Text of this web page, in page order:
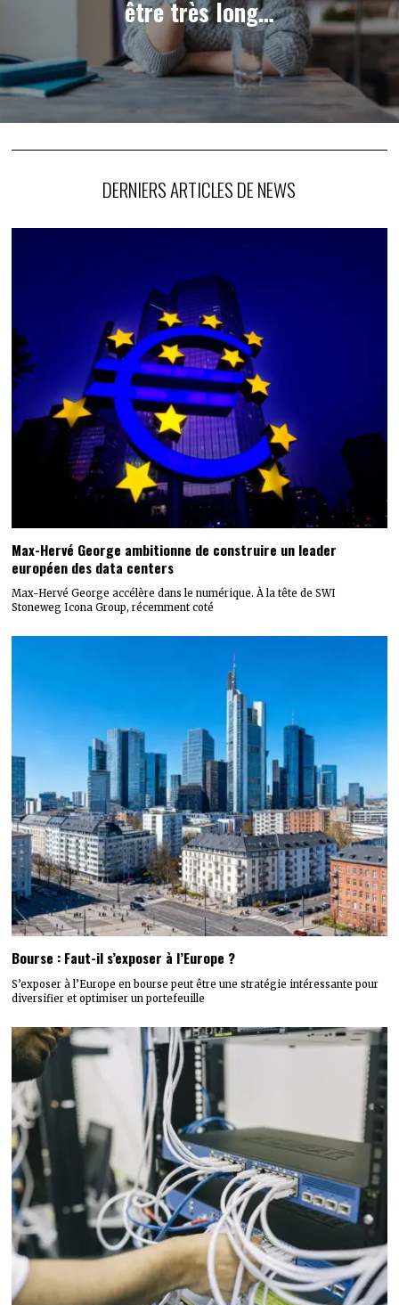
être très long…
DERNIERS ARTICLES DE NEWS
Max-Hervé George ambitionne de construire un leader
européen des data centers
Max-Hervé George accélère dans le numérique. À la tête de SWI
Stoneweg Icona Group, récemment coté
Bourse : Faut-il s’exposer à l’Europe ?
S’exposer à l’Europe en bourse peut être une stratégie intéressante pour
diversifier et optimiser un portefeuille